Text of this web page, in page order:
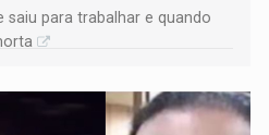
saiu para trabalhar e quando